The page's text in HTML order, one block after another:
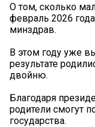
О том, сколько
февраль 2026
минздрав.
В этом году уже
результате
двойню.
Благодаря
родители смогут
государства.